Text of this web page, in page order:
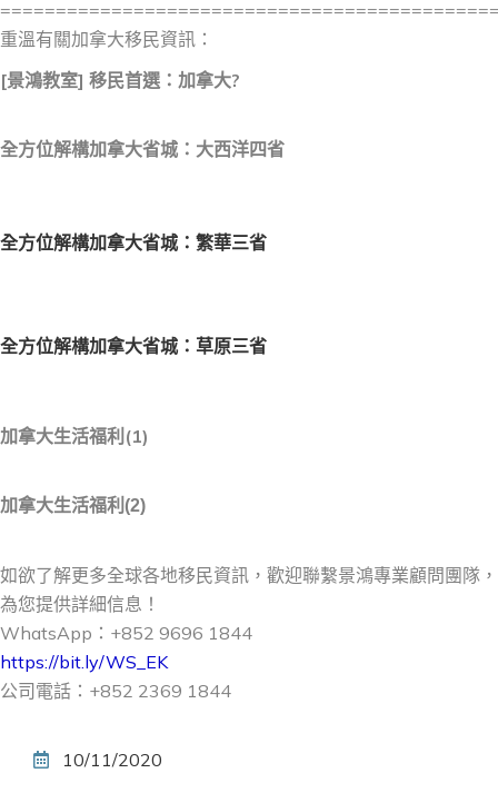
重溫有關加拿大移民資訊：
[景鴻教室] 移民首選：加拿大?
全方位解構加拿大省城：大西洋四省
全方位解構加拿大省城：繁華三省
全方位解構加拿大省城：草原三省
加拿大生活福利(1)
加拿大生活福利(2)
如欲了解更多全球各地移民資訊，歡迎聯繫景鴻專業顧問團隊，
為您提供詳細信息！
WhatsApp：+852 9696 1844
https://bit.ly/WS_EK
公司電話：+852 2369 1844
10/11/2020